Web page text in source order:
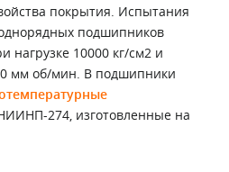
покрытия. Испытания
подшипников
нагрузке 10000 кг/см2 и
мм об/мин. В подшипники
274, изготовленные на